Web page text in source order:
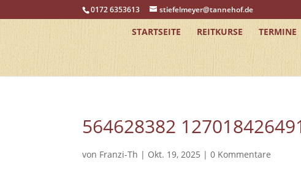
0172 6353613 stiefelmeyer@tannehof.de
STARTSEITE REITKURSE TERMINE
564628382
von Franzi-Th | Okt. 19, 2025 |0 Kommentare